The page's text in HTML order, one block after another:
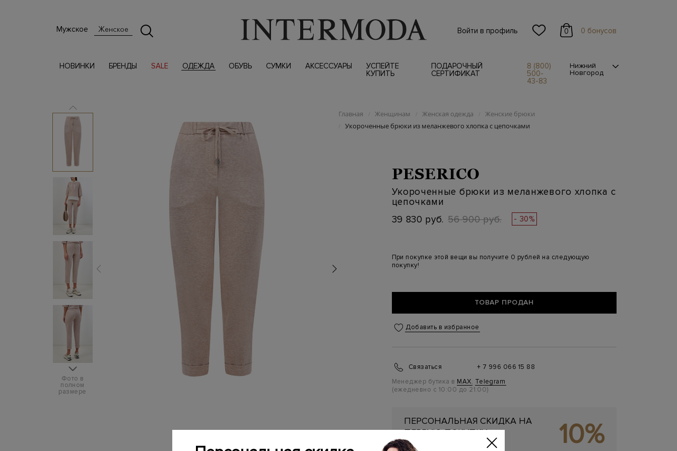
Мужское Женское Войти в профиль 0 0 бонусов
НОВИНКИ БРЕНДЫ SALE ОДЕЖДА ОБУВЬ СУМКИ АКСЕССУАРЫ
УСПЕЙТЕ
КУПИТЬ
ПОДАРОЧНЫЙ
СЕРТИФИКАТ
8 (800)
500-
43-83
Нижний
Новгород
Фото в
полном
размере
Главная / Женщинам / Женская одежда / Женские брюки
/ Укороченные брюки из меланжевого хлопка с цепочками
PESERICO
Укороченные брюки из меланжевого хлопка с
цепочками
39 830 руб. 56 900 руб. - 30%
При покупке этой вещи вы получите 0 рублей на следующую
покупку!
ТОВАР ПРОДАН
Добавить в избранное
Связаться
+ 7 996 066 15 88
Менеджер бутика в MAX, Telegram
(ежедневно с 10:00 до 21:00)
ПЕРСОНАЛЬНАЯ СКИДКА НА
ПЕРВУЮ ПОКУПКУ
Подробнее 10%